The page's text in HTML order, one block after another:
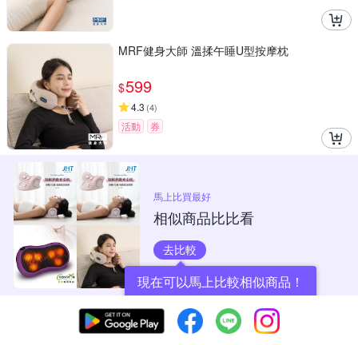
MRF健身大師 溫揉午睡U型按摩枕
$599
4.3 (4)
活動 券
馬上比買最好
相似商品比比看
去比較
現在可以馬上比較相似商品！